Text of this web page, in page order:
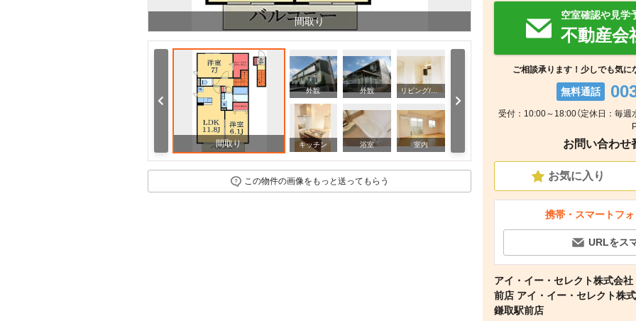
間取り
間取り
外観 外観 リビング/ダイニング
キッチン 浴室 室内 寝室
この物件の画像をもっと送ってもらう
空室確認や見学
不動産会
ご相談承ります！少しでも気に
無料通話
受付：10:00～18:00（定休日：毎
お問い合わせ
お気に入り
携帯・スマートフ
URLをス
アイ・イー・セレクト株式会
前店 アイ・イー・セレクト株
鎌取駅前店